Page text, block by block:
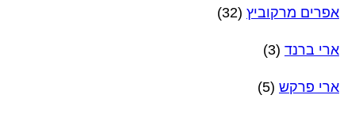
אפרים מרקוביץ (32)
ארי ברנד (3)
ארי פרקש (5)